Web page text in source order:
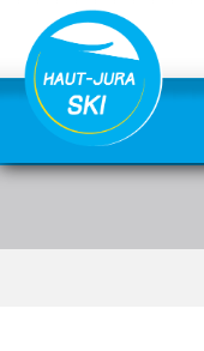
Panneau de gestion